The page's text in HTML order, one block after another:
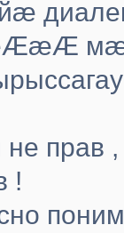
мæ
прав
!